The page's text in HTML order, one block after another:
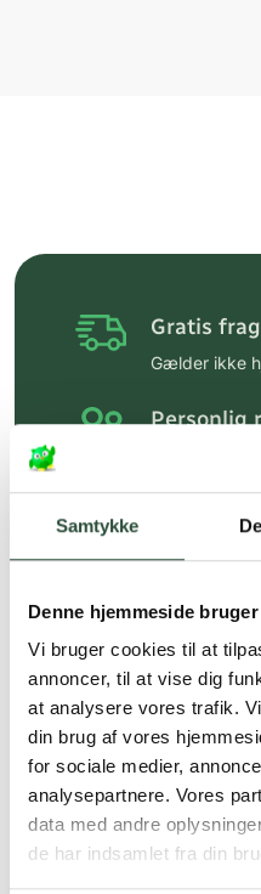
Samtykke
Denne hjemmeside
Vi bruger cookies til at
annoncer, til at vise dig
at analysere vores trafik.
din brug af vores
for sociale medier,
analysepartnere. Vores
data med andre
de har indsamlet fra din
Gratis
Gælder ikke
Personlig
Hurtig
Faste
*Gælder
Stort
produkter
Vi tilbyder et
cremer,
produkter –
Læs mere